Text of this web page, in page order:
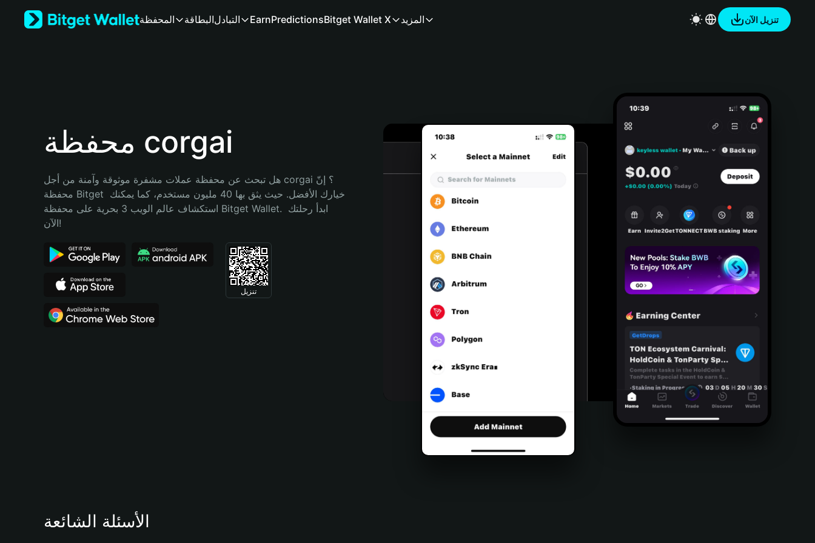
Bahasa Indonesia
Português (Brasil)
المحفظة البطاقةالتبادل EarnPredictionsBitget Wallet X المزيد تنزيل الآن
محفظة corgai
هل تبحث عن محفظة عملات مشفرة موثوقة وآمنة من أجل corgai؟ إنّ
محفظة Bitget خيارك الأفضل. حيث يثق بها 40 مليون مستخدم، كما يمكنك
استكشاف عالم الويب 3 بحرية على محفظة Bitget Wallet. ابدأ رحلتك
الآن!
تنزيل
الأسئلة الشائعة